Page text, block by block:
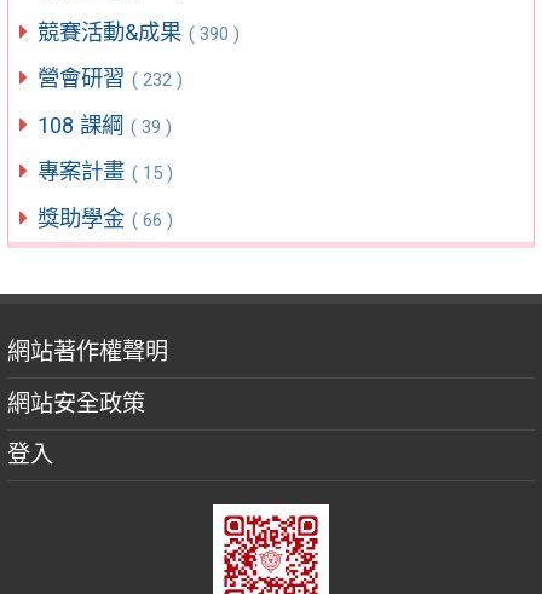
競賽活動&成果 ( 390 )
營會研習 ( 232 )
108 課綱 ( 39 )
專案計畫 ( 15 )
獎助學金 ( 66 )
網站著作權聲明
網站安全政策
登入